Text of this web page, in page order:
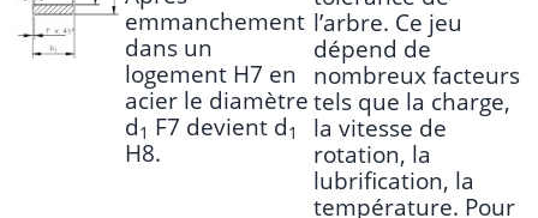
emmanchement
dans un
logement H7 en
acier le diamètre
d1 F7 devient d1
H8.
l’arbre. Ce jeu
dépend de
nombreux facteurs
tels que la charge,
la vitesse de
rotation, la
lubrification, la
température. Pour